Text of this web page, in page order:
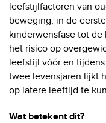
leefstijlfactoren van
beweging, in de
kinderwensfase tot de
het risico op
leefstijl vóór en
twee levensjaren lijkt
op latere leeftijd te
Wat betekent dit?